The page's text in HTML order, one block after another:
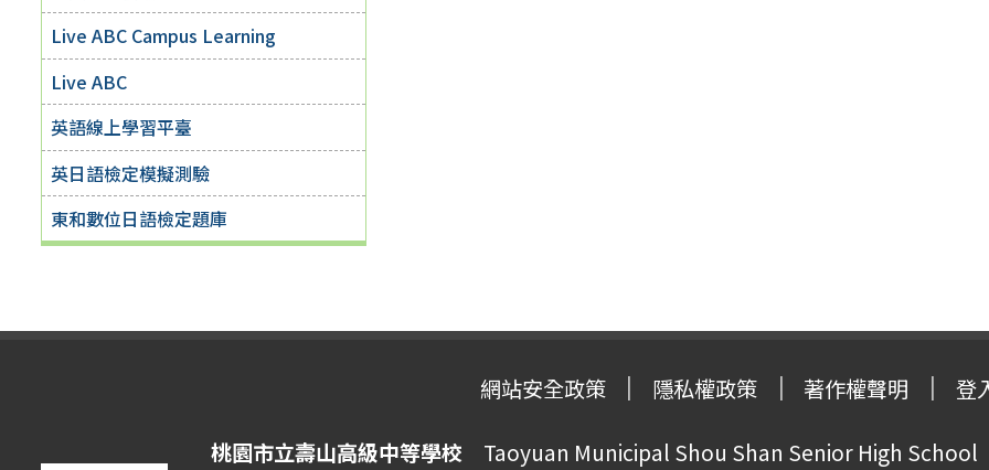
Live ABC Campus Learning
Live ABC
英語線上學習平臺
英日語檢定模擬測驗
東和數位日語檢定題庫
網站安全政策 隱私權政策 著作權聲明 登
桃園市立壽山高級中等學校 Taoyuan Municipal Shou Shan Senior High School